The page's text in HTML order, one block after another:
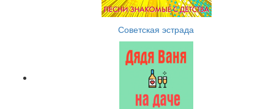
Советская эстрада